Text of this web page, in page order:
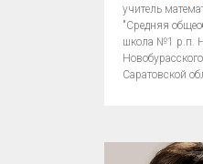
учитель
"Средняя
школа №1 р.п.
Саратовской